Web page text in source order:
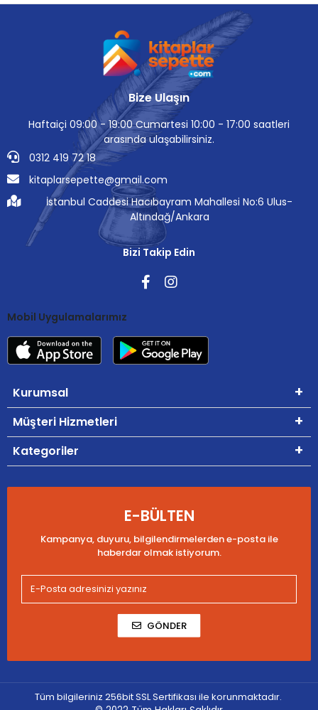
Bize Ulaşın
Haftaiçi 09:00 - 19:00 Cumartesi 10:00 - 17:00 saatleri
arasında ulaşabilirsiniz.
0312 419 72 18
kitaplarsepette@gmail.com
İstanbul Caddesi Hacıbayram Mahallesi No:6 Ulus-
Altındağ/Ankara
Bizi Takip Edin
Mobil Uygulamalarımız
Kurumsal
Müşteri Hizmetleri
Kategoriler
E-BÜLTEN
Kampanya, duyuru, bilgilendirmelerden e-posta ile
haberdar olmak istiyorum.
GÖNDER
Tüm bilgileriniz 256bit SSL Sertifikası ile korunmaktadır.